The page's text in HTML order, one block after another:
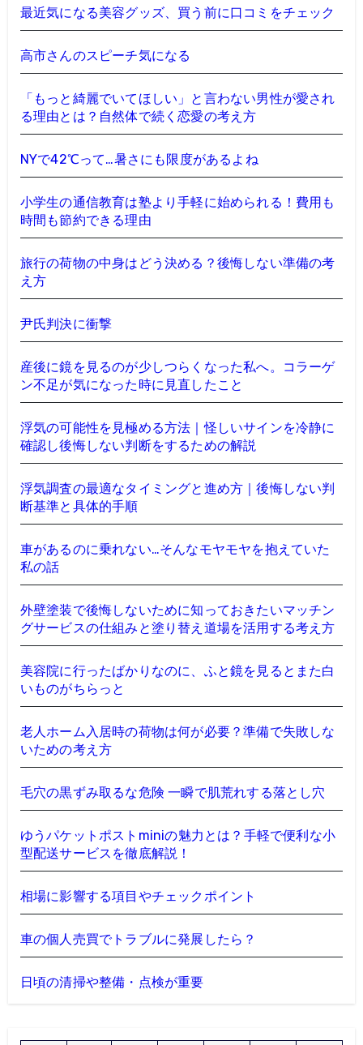
最近気になる美容グッズ、買う前に口コミをチェック
高市さんのスピーチ気になる
「もっと綺麗でいてほしい」と言わない男性が愛され
る理由とは？自然体で続く恋愛の考え方
NYで42℃って…暑さにも限度があるよね
小学生の通信教育は塾より手軽に始められる！費用も
時間も節約できる理由
旅行の荷物の中身はどう決める？後悔しない準備の考
え方
尹氏判決に衝撃
産後に鏡を見るのが少しつらくなった私へ。コラーゲ
ン不足が気になった時に見直したこと
浮気の可能性を見極める方法｜怪しいサインを冷静に
確認し後悔しない判断をするための解説
浮気調査の最適なタイミングと進め方｜後悔しない判
断基準と具体的手順
車があるのに乗れない…そんなモヤモヤを抱えていた
私の話
外壁塗装で後悔しないために知っておきたいマッチン
グサービスの仕組みと塗り替え道場を活用する考え方
美容院に行ったばかりなのに、ふと鏡を見るとまた白
いものがちらっと
老人ホーム入居時の荷物は何が必要？準備で失敗しな
いための考え方
毛穴の黒ずみ取るな危険 一瞬で肌荒れする落とし穴
ゆうパケットポストminiの魅力とは？手軽で便利な小
型配送サービスを徹底解説！
相場に影響する項目やチェックポイント
車の個人売買でトラブルに発展したら？
日頃の清掃や整備・点検が重要